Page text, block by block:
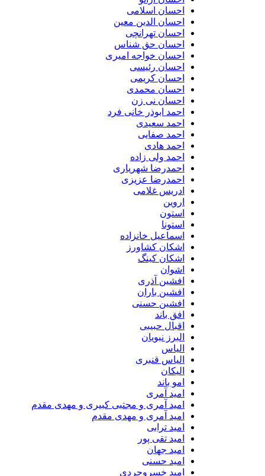
احسان اسلامی
احسان الدین معین
احسان تهرانچی
احسان حق شناس
احسان خواجه امیری
احسان رئیسی
احسان کریمی
احسان محمدی
احسان نی زن
احمد ابوذر خانی فرد
احمد سعیدی
احمد صفایی
احمد هادی
احمد ولی زاده
احمدرضا شهریاری
احمدرضا عزیزی
ادریس غلامی
اسماعیل خانزاده
اشکان کشاورز
اشکان کینگ
افشین آذری
افشین باران
افشین حسنی
افق باند
اقبال حبیبی
البرز نبویان
الیاس قنبرى
امو باند
امید آمری
امید آمری و مجتبی کبیری و مهدى مقدم
امید آمری و مهدی مقدم
امید ترابی
امید تقی پور
امید جهان
امید حسنی
امید خسروجردی